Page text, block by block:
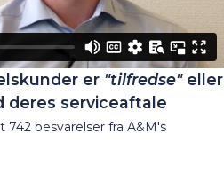
er "tilfredse" eller
deres serviceaftale
besvarelser fra A&M's